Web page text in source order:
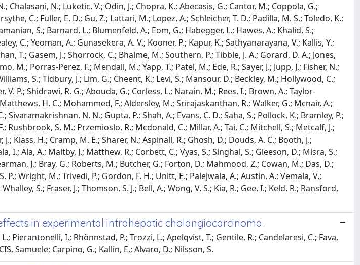
Chalasani, N.; Luketic, V.; Odin, J.; Chopra, K.; Abecasis, G.; Cantor, M.; Coppola, G.;
C.; Fuller, E. D.; Gu, Z.; Lattari, M.; Lopez, A.; Schleicher, T. D.; Padilla, M. S.; Toledo, K.;
S.; Barnard, L.; Blumenfeld, A.; Eom, G.; Habegger, L.; Hawes, A.; Khalid, S.;
C.; Yeoman, A.; Gunasekera, A. V.; Kooner, P.; Kapur, K.; Sathyanarayana, V.; Kallis, Y.;
T.; Gasem, J.; Shorrock, C.; Bhalme, M.; Southern, P.; Tibble, J. A.; Gorard, D. A.; Jones,
M.; Porras-Perez, F.; Mendall, M.; Yapp, T.; Patel, M.; Ede, R.; Sayer, J.; Jupp, J.; Fisher, N.;
S.; Tidbury, J.; Lim, G.; Cheent, K.; Levi, S.; Mansour, D.; Beckley, M.; Hollywood, C.;
P.; Shidrawi, R. G.; Abouda, G.; Corless, L.; Narain, M.; Rees, I.; Brown, A.; Taylor-
H. C.; Mohammed, F.; Aldersley, M.; Srirajaskanthan, R.; Walker, G.; Mcnair, A.;
N. N.; Gupta, P.; Shah, A.; Evans, C. D.; Saha, S.; Pollock, K.; Bramley, P.;
Rushbrook, S. M.; Przemioslo, R.; Mcdonald, C.; Millar, A.; Tai, C.; Mitchell, S.; Metcalf, J.;
Klass, H.; Cramp, M. E.; Sharer, N.; Aspinall, R.; Ghosh, D.; Douds, A. C.; Booth, J.;
Ala, A.; Maltby, J.; Matthew, R.; Corbett, C.; Vyas, S.; Singhal, S.; Gleeson, D.; Misra, S.;
J.; Bray, G.; Roberts, M.; Butcher, G.; Forton, D.; Mahmood, Z.; Cowan, M.; Das, D.;
P.; Wright, M.; Trivedi, P.; Gordon, F. H.; Unitt, E.; Palejwala, A.; Austin, A.; Vemala, V.;
S.; Fraser, J.; Thomson, S. J.; Bell, A.; Wong, V. S.; Kia, R.; Gee, I.; Keld, R.; Ransford,
in experimental intrahepatic cholangiocarcinoma.
Pierantonelli, I.; Rhönnstad, P.; Trozzi, L.; Apelqvist, T.; Gentile, R.; Candelaresi, C.; Fava,
Samuele; Carpino, G.; Kallin, E.; Alvaro, D.; Nilsson, S.